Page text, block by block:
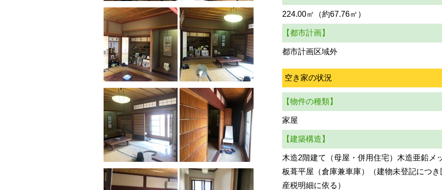
224.00㎡（約67.76㎡）
【都市計画】
都市計画区域外
空き家の状況
【物件の種類】
家屋
【建築構造】
木造2階建て（母屋・併用住宅）木造亜鉛メ
板葺平屋（倉庫兼車庫）（建物未登記につき
産税明細に依る）